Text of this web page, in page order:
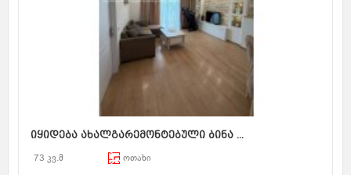
იყიდება ახალგარემონტებული ბინა ...
73 კვ.მ ოთახი